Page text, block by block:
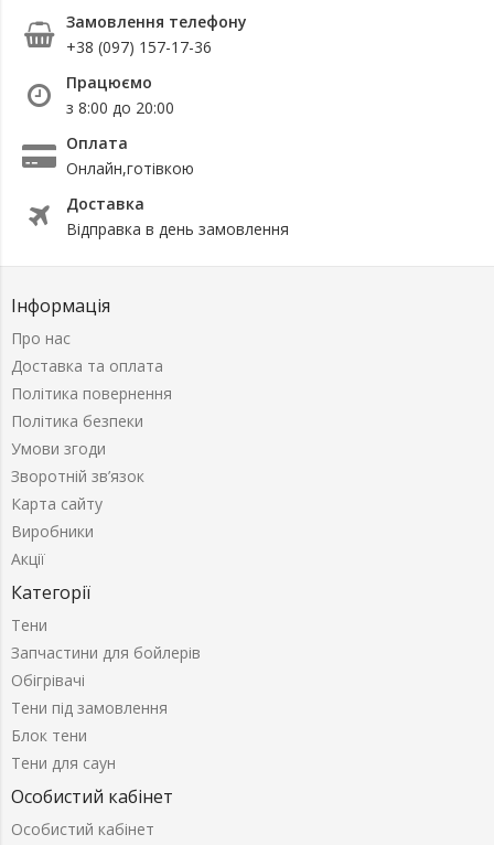
Замовлення телефону
+38 (097) 157-17-36
Працюємо
з 8:00 до 20:00
Оплата
Онлайн,готівкою
Доставка
Відправка в день замовлення
Інформація
Про нас
Доставка та оплата
Політика повернення
Політика безпеки
Умови згоди
Зворотній зв’язок
Карта сайту
Виробники
Акції
Категорії
Тени
Запчастини для бойлерів
Обігрівачі
Тени під замовлення
Блок тени
Тени для саун
Особистий кабінет
Особистий кабінет